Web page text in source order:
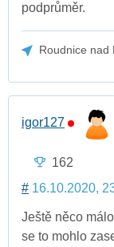
podprůměr.
Roudnice nad
igor127
162
# 16.10.2020,
Ještě něco
se to mohlo